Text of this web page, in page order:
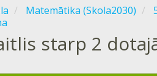
Matemātika (Skola2030)
starp 2